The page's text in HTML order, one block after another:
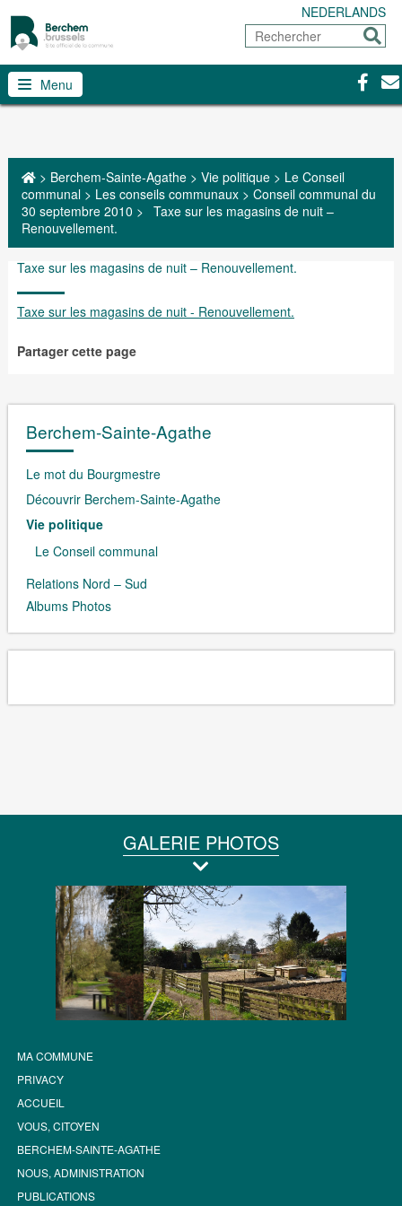
NEDERLANDS
Rechercher
Menu
> Berchem-Sainte-Agathe> Vie politique> Le Conseil
communal> Les conseils communaux> Conseil communal du
30 septembre 2010 > Taxe sur les magasins de nuit –
Renouvellement.
Taxe sur les magasins de nuit – Renouvellement.
Taxe sur les magasins de nuit - Renouvellement.
Partager cette page
Berchem-Sainte-Agathe
Le mot du Bourgmestre
Découvrir Berchem-Sainte-Agathe
Vie politique
Le Conseil communal
Relations Nord – Sud
Albums Photos
GALERIE PHOTOS
MA COMMUNE
PRIVACY
ACCUEIL
VOUS, CITOYEN
BERCHEM-SAINTE-AGATHE
NOUS, ADMINISTRATION
PUBLICATIONS